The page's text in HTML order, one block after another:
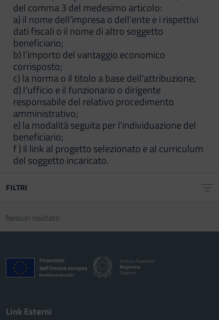
del comma 3 del medesimo articolo:
a) il nome dell’impresa o dell’ente e i rispettivi
dati fiscali o il nome di altro soggetto
beneficiario;
b) l’importo del vantaggio economico
corrisposto;
c) la norma o il titolo a base dell’attribuzione;
d) l’ufficio e il funzionario o dirigente
responsabile del relativo procedimento
amministrativo;
e) la modalità seguita per l’individuazione del
beneficiario;
f ) il link al progetto selezionato e al curriculum
del soggetto incaricato.
FILTRI
Nessun risultato
Istituto Superiore
Majorana
Palermo
Link Esterni